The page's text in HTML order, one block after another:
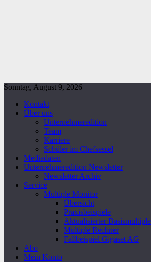
Sonntag, August 9, 2026
Kontakt
Über uns
Unternehmeredition
Team
Karriere
Schüler im Chefsessel
Mediadaten
Unternehmeredition Newsletter
Newsletter Archiv
Service
Multiple Monitor
Übersicht
Praxisbeispiele
Aktualisierter Basismultiple
Multiple Rechner
Fallbeispiel Gigaset AG
Abo
Mein Konto